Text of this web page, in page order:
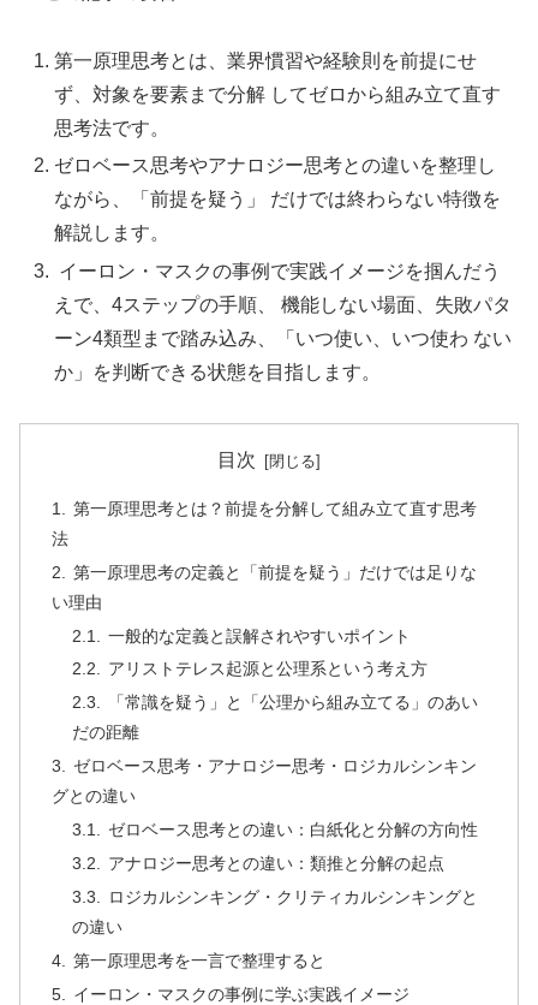
第一原理思考とは、業界慣習や経験則を前提にせ
ず、対象を要素まで分解 してゼロから組み立て直す
思考法です。
ゼロベース思考やアナロジー思考との違いを整理し
ながら、「前提を疑う」 だけでは終わらない特徴を
解説します。
イーロン・マスクの事例で実践イメージを掴んだう
えで、4ステップの手順、 機能しない場面、失敗パタ
ーン4類型まで踏み込み、「いつ使い、いつ使わ ない
か」を判断できる状態を目指します。
目次
第一原理思考とは？前提を分解して組み立て直す思考
法
第一原理思考の定義と「前提を疑う」だけでは足りな
い理由
一般的な定義と誤解されやすいポイント
アリストテレス起源と公理系という考え方
「常識を疑う」と「公理から組み立てる」のあい
だの距離
ゼロベース思考・アナロジー思考・ロジカルシンキン
グとの違い
ゼロベース思考との違い：白紙化と分解の方向性
アナロジー思考との違い：類推と分解の起点
ロジカルシンキング・クリティカルシンキングと
の違い
第一原理思考を一言で整理すると
イーロン・マスクの事例に学ぶ実践イメージ